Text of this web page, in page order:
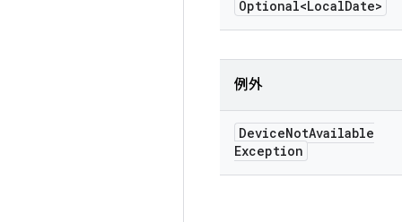
Optional<LocalDate>
例外
DeviceNotAvailable
Exception